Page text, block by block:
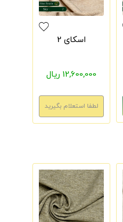
اسکای 2
12,600,000 ریال